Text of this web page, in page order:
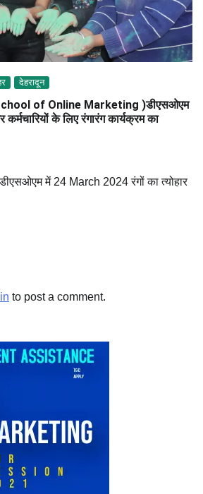
देहरादून
of Online Marketing )डीएसओएम
के लिए रंगारंग कार्यक्रम का
में 24 March 2024 रंगों का त्योहार
to post a comment.